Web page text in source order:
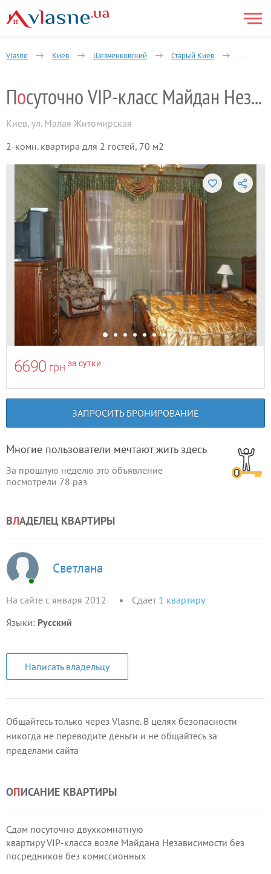
Vlasne Киев Шевченковский Старый Киев 2-
По суточно VIP-класс Майдан Незалежности
Киев, ул. Малая Житомирская
2-комн. квартира для 2 гостей, 70 м2
6690 грн за сутки
ЗАПРОСИТЬ БРОНИРОВАНИЕ
Многие пользователи мечтают жить здесь
За прошлую неделю это объявление
посмотрели 78 раз
ВЛАДЕЛЕЦ КВАРТИРЫ
Светлана
На сайте с января 2012 Сдает 1 квартиру
Языки: Русский
Написать владельцу
Общайтесь только через Vlasne. В целях безопасности
никогда не переводите деньги и не общайтесь за
пределами сайта
ОПИСАНИЕ КВАРТИРЫ
Сдам посуточно двухкомнатную
квартиру VIP-класса возле Майдана Независимости без
посредников без комиссионных